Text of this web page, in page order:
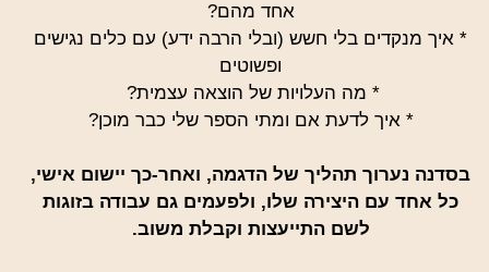
אחד מהם?
* איך מנקדים בלי חשש (ובלי הרבה ידע) עם כלים נגישים
ופשוטים
* מה העלויות של הוצאה עצמית?
* איך לדעת אם ומתי הספר שלי כבר מוכן?
בסדנה נערוך תהליך של הדגמה, ואחר-כך יישום אישי,
כל אחד עם היצירה שלו, ולפעמים גם עבודה בזוגות
לשם התייעצות וקבלת משוב.